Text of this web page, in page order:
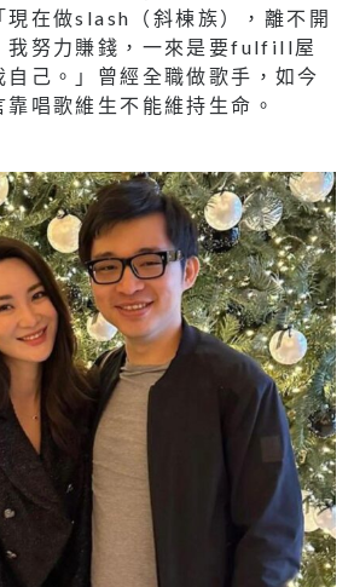
現在做slash（斜棟族），離不開
我努力賺錢，一來是要fulfill屋
己。」曾經全職做歌手，如今
唱歌維生不能維持生命。